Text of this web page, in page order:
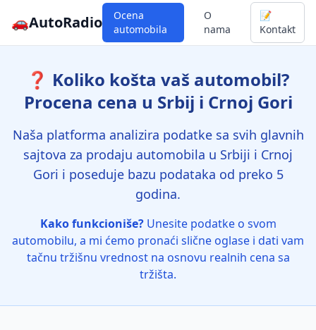
🚗AutoRadio
Ocena
automobila
O
nama
📝
Kontakt
❓ Koliko košta vaš automobil?
Procena cena u Srbij i Crnoj Gori
Naša platforma analizira podatke sa svih glavnih
sajtova za prodaju automobila u Srbiji i Crnoj
Gori i poseduje bazu podataka od preko 5
godina.
Kako funkcioniše?Unesite podatke o svom
automobilu, a mi ćemo pronaći slične oglase i dati vam
tačnu tržišnu vrednost na osnovu realnih cena sa
tržišta.